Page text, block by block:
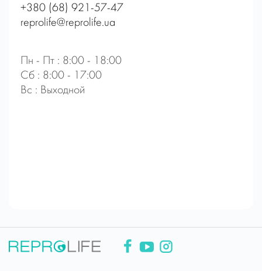
+380 (68) 921-57-47
reprolife@reprolife.ua
Пн - Пт : 8:00 - 18:00
Сб : 8:00 - 17:00
Вс : Выходной